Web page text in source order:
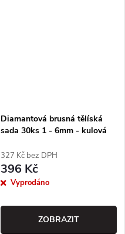
Diamantová brusná tělíská
sada 30ks 1 - 6mm - kulová
327 Kč bez DPH
396 Kč
Vyprodáno
ZOBRAZIT